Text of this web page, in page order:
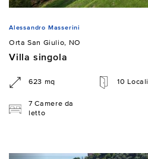
Alessandro Masserini
Orta San Giulio, NO
Villa singola
623 mq 10 Locali
7 Camere da
letto